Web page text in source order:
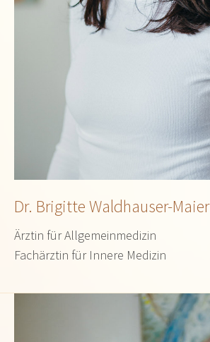
Dr. Brigitte Waldhauser-Maier
Ärztin für Allgemeinmedizin
Fachärztin für Innere Medizin